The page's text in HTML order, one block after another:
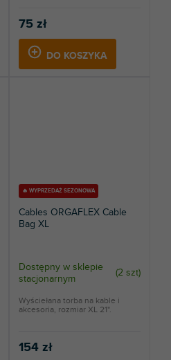
75 zł
DO KOSZYKA
🔥 WYPRZEDAŻ SEZONOWA
Cables ORGAFLEX Cable
Bag XL
Dostępny w sklepie
stacjonarnym
(2 szt)
154 zł
Wyściełana torba na kable i
akcesoria, rozmiar XL 21".